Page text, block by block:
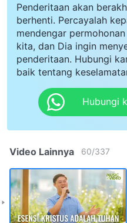
Penderitaan akan
berhenti. Percayalah
mendengar
kita, dan Dia ingin
penderitaan. Hubungi
baik tentang
Hubungi
Video Lainnya 60/337